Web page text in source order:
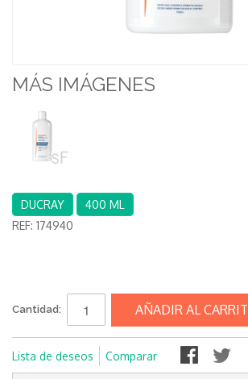
MÁS IMÁGENES
DUCRAY
400 ML
REF: 174940
Cantidad: AÑADIR AL
Lista de deseos Comparar